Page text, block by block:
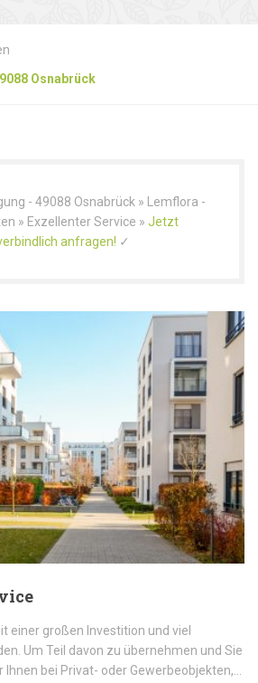
Osnabrück
- 49088 Osnabrück » Lemflora -
» Exzellenter Service » Jetzt
anfragen! ✓
einer großen Investition und viel
Um Teil davon zu übernehmen und Sie
bei Privat- oder Gewerbeobjekten,…